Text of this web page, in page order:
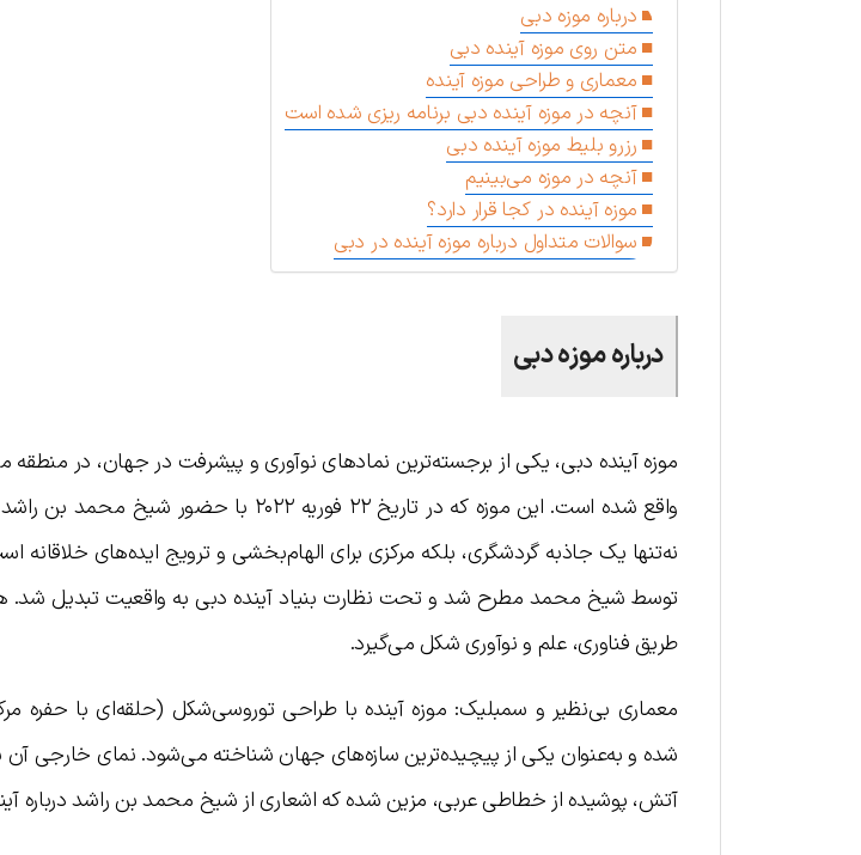
درباره موزه دبی
متن روی موزه آینده دبی
معماری و طراحی موزه آینده
آنچه در موزه آینده دبی برنامه ریزی شده است
رزرو بلیط موزه آینده دبی
آنچه در موزه می‌بینیم
موزه آینده در کجا قرار دارد؟
سوالات متداول درباره موزه آینده در دبی
درباره موزه دبی
موزه آینده دبی، یکی از برجسته‌ترین نمادهای نوآوری و پیشرفت در جهان، در منطقه
واقع شده است. این موزه که در تاریخ ۲۲ فوریه
توسط شیخ محمد مطرح شد و تحت نظارت بنیاد آینده دبی به واقعیت تبدیل شد.
طریق فناوری، علم و نوآوری شکل می‌گیرد.
معماری بی‌نظیر و سمبلیک: موزه آینده با طراحی توروسی‌شکل (حلقه‌ای با حفره
آتش، پوشیده از خطاطی عربی، مزین شده که اشعاری از شیخ محمد بن راشد درباره